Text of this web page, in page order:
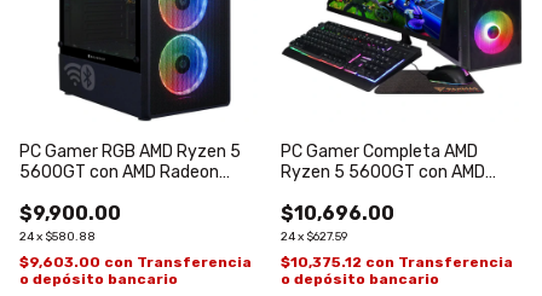
PC Gamer RGB AMD Ryzen 5
5600GT con AMD Radeon
$9,900.00
24x $580.88
$9,603.00 con Transferencia
o depósito bancario
PC Gamer Completa AMD
Ryzen 5 5600GT con AMD
$10,696.00
24x $627.59
$10,375.12 con Transferencia
o depósito bancario